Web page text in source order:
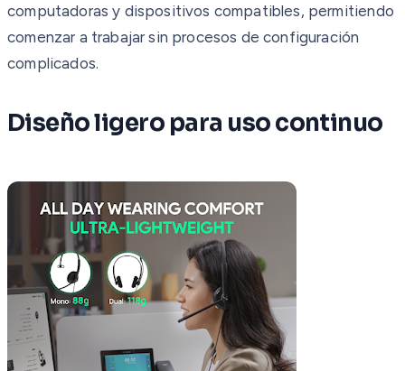
computadoras y dispositivos compatibles, permitiendo
comenzar a trabajar sin procesos de configuración
complicados.
Diseño ligero para uso continuo